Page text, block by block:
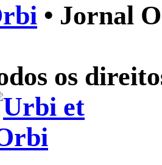
• Jornal
os